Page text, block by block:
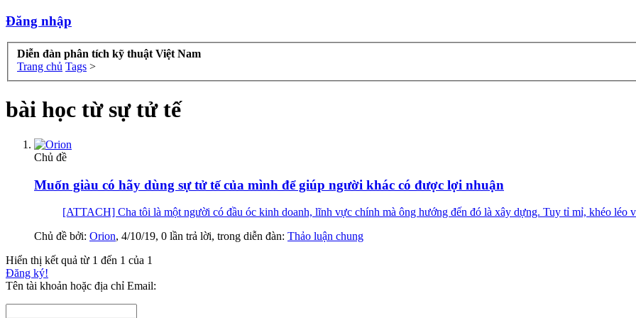
Đăng nhập
Diễn đàn phân tích kỹ thuật Việt Nam
Trang chủ Tags >
bài học từ sự tử tế
Chủ đề
Muốn giàu có hãy dùng sự tử tế của mình để giúp người khác có được lợi nhuận
[ATTACH] Cha tôi là một người có đầu óc kinh doanh, lĩnh vực chính mà ông hướng đến đó là xây dựng. Tuy tỉ mỉ, khéo léo
Chủ đề bởi: Orion, 4/10/19, 0 lần trả lời, trong diễn đàn: Thảo luận chung
Hiển thị kết quả từ 1 đến 1 của 1
Đăng ký!
Tên tài khoản hoặc địa chỉ Email: